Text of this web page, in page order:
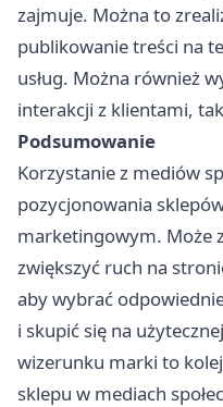
zajmuje. Można to
publikowanie treści na
usług. Można również
interakcji z klientami,
Podsumowanie
Korzystanie z mediów
pozycjonowania
marketingowym. Może
zwiększyć ruch na
aby wybrać
i skupić się na
wizerunku marki to
sklepu w mediach